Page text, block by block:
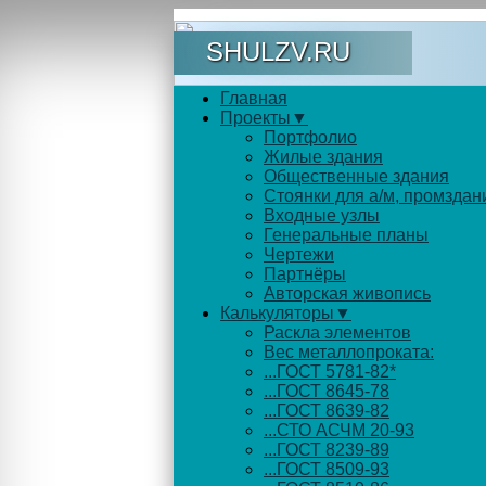
SHULZV.RU
Главная
Проекты▼
Портфолио
Жилые здания
Общественные здания
Стоянки для а/м,
Входные узлы
Генеральные планы
Чертежи
Партнёры
Авторская живопись
Калькуляторы▼
Раскла элементов
Вес металлопроката:
...ГОСТ 5781-82*
...ГОСТ 8645-78
...ГОСТ 8639-82
...СТО АСЧМ 20-93
...ГОСТ 8239-89
...ГОСТ 8509-93